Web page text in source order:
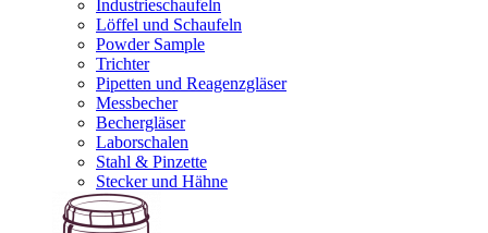
Industrieschaufeln
Löffel und Schaufeln
Powder Sample
Trichter
Pipetten und Reagenzgläser
Messbecher
Bechergläser
Laborschalen
Stahl & Pinzette
Stecker und Hähne